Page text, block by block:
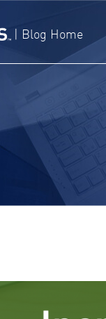
| Blog Home